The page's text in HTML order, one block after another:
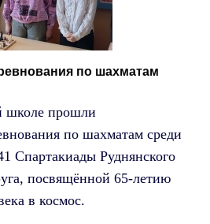
по шахматам
школе прошли
по шахматам среди
Спартакиады Руднянского
посвящённой 65-летию
в космос.